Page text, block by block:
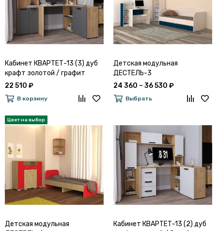
Кабинет КВАРТЕТ-13 (3) дуб
крафт золотой / графит
серый
22 510 ₽
В корзину
Детская модульная
ДЕСТЕЛЬ-3
24 360 – 36 530 ₽
Выбрать
Детская модульная
Кабинет КВАРТЕТ-13 (2) дуб